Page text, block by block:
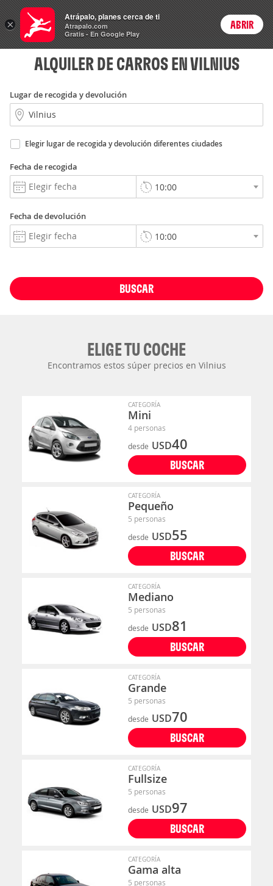
Rent
a Car Login
ALQUILER DE CARROS EN VILNIUS
Lugar de recogida y devolución
Elegir lugar de recogida y devolución diferentes ciudades
Fecha de recogida
Fecha de devolución
BUSCAR
ELIGE TU COCHE
Encontramos estos súper precios en Vilnius
CATEGORÍA
Mini
4 personas
desde USD40
BUSCAR
CATEGORÍA
Pequeño
5 personas
desde USD55
BUSCAR
CATEGORÍA
Mediano
5 personas
desde USD81
BUSCAR
CATEGORÍA
Grande
5 personas
desde USD70
BUSCAR
CATEGORÍA
Fullsize
5 personas
desde USD97
BUSCAR
CATEGORÍA
Gama alta
5 personas
×
Atrápalo, planes cerca de ti
Atrapalo.com
Gratis - En Google Play
ABRIR